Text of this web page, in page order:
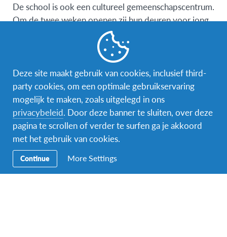
De school is ook een cultureel gemeenschapscentrum.
Om de twee weken openen zij hun deuren voor jong
en oud. Familie, buren en vrienden zijn allemaal
welkom om te komen eten. Na de maaltijd is er vaak
een lezing, concert of iets dergelijks.
Je maakt je eigen curriculum op basis van het groot
aanbod aan vakken. De school richt zich vooral op
creatieve vakken binnen de kunsten, maar ze geven
ook les in sport en traditionele vakken zoals
wiskunde. Je kunt o.a. kiezen uit de volgende vakken:
Keramiek en aardewerk
Analoge fotografie
Deze site maakt gebruik van cookies, inclusief third-
party cookies, om een optimale gebruikservaring
mogelijk te maken, zoals uitgelegd in ons
privacybeleid. Door deze banner te sluiten, over deze
pagina te scrollen of verder te surfen ga je akkoord
met het gebruik van cookies.
Continue More Settings